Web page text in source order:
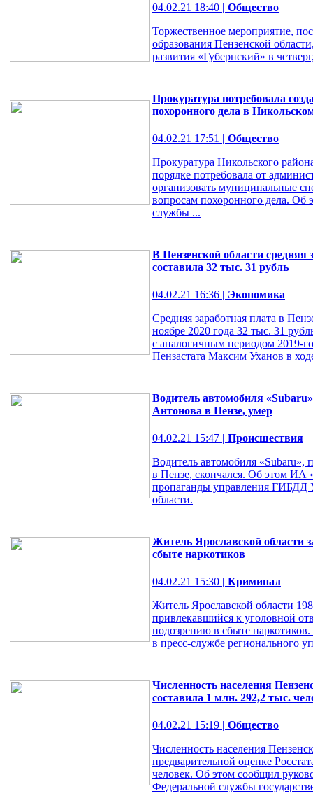
04.02.21 18:40 | Общество
Торжественное мероприятие,
образования Пензенской
развития «Губернский» в
Прокуратура потребовала
похоронного дела в
04.02.21 17:51 | Общество
Прокуратура Никольского
порядке потребовала от
организовать муниципальные
вопросам похоронного дела. Об
службы ...
В Пензенской области средняя
составила 32 тыс. 31 рубль
04.02.21 16:36 | Экономика
Средняя заработная плата в
ноябре 2020 года 32 тыс. 31
с аналогичным периодом 2019-
Пензастата Максим Уханов в
Водитель автомобиля
Антонова в Пензе, умер
04.02.21 15:47 | Происшествия
Водитель автомобиля
в Пензе, скончался. Об этом ИА
пропаганды управления
области.
Житель Ярославской области
сбыте наркотиков
04.02.21 15:30 | Криминал
Житель Ярославской области
привлекавшийся к уголовной
подозрению в сбыте
в пресс-службе регионального
Численность населения
составила 1 млн. 292,2 тыс.
04.02.21 15:19 | Общество
Численность населения
предварительной оценке
человек. Об этом сообщил
Федеральной службы